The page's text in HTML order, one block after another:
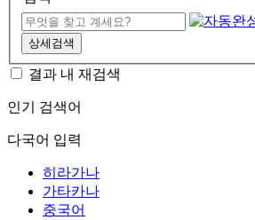
상세검색
결과 내 재검색
인기 검색어
다국어 입력
히라가나
가타카나
중국어